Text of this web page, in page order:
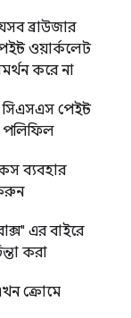
ব্রাউজার
ওয়ার্কলেট
করে না
সিএসএস পেইন্ট
পলিফিল
ব্যবহার
এর বাইরে
করা
ক্রোমে